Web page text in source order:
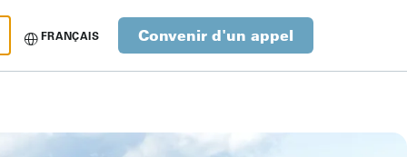
FRANÇAIS Convenir d'un appel